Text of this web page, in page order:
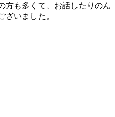
方も多くて、お話したりのん
ざいました。